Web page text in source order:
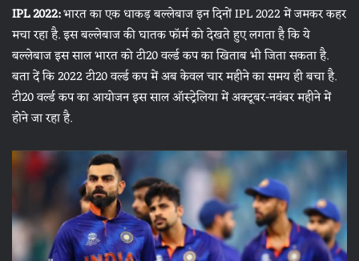
IPL 2022:भारत का एक धाकड़ बल्लेबाज इन दिनों IPL 2022 में जमकर कहर
मचा रहा है. इस बल्लेबाज की घातक फॉर्म को देखते हुए लगता है कि ये
बल्लेबाज इस साल भारत को टी20 वर्ल्ड कप का खिताब भी जिता सकता है.
बता दें कि 2022 टी20 वर्ल्ड कप में अब केवल चार महीने का समय ही बचा है.
टी20 वर्ल्ड कप का आयोजन इस साल ऑस्ट्रेलिया में अक्टूबर-नवंबर महीने में
होने जा रहा है.